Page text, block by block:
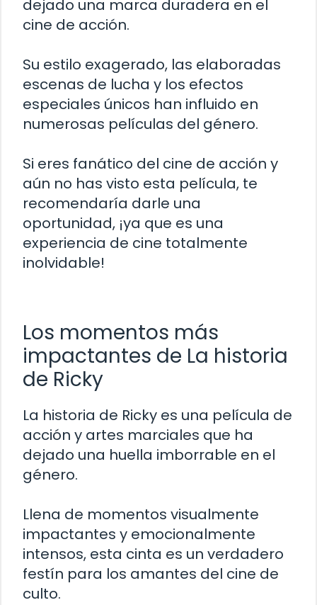
dejado una marca duradera en el
cine de acción.
Su estilo exagerado, las elaboradas
escenas de lucha y los efectos
especiales únicos han influido en
numerosas películas del género.
Si eres fanático del cine de acción y
aún no has visto esta película, te
recomendaría darle una
oportunidad, ¡ya que es una
experiencia de cine totalmente
inolvidable!
Los momentos más
impactantes de La historia
de Ricky
La historia de Ricky es una película de
acción y artes marciales que ha
dejado una huella imborrable en el
género.
Llena de momentos visualmente
impactantes y emocionalmente
intensos, esta cinta es un verdadero
festín para los amantes del cine de
culto.